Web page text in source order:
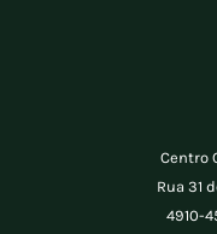
Centro
Rua 31
4910-